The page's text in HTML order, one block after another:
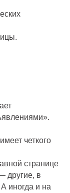
четкого
странице
другие, в
иногда и на